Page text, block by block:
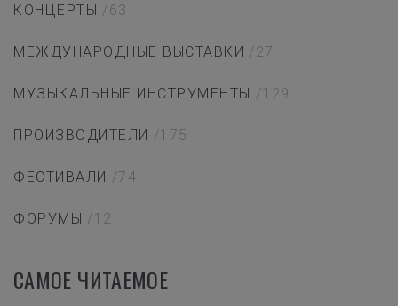
КОНЦЕРТЫ /63
МЕЖДУНАРОДНЫЕ ВЫСТАВКИ /27
МУЗЫКАЛЬНЫЕ ИНСТРУМЕНТЫ /129
ПРОИЗВОДИТЕЛИ /175
ФЕСТИВАЛИ /74
ФОРУМЫ /12
САМОЕ ЧИТАЕМОЕ